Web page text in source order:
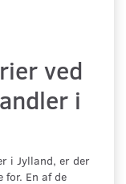
ved
i
i Jylland, er der
for. En af de